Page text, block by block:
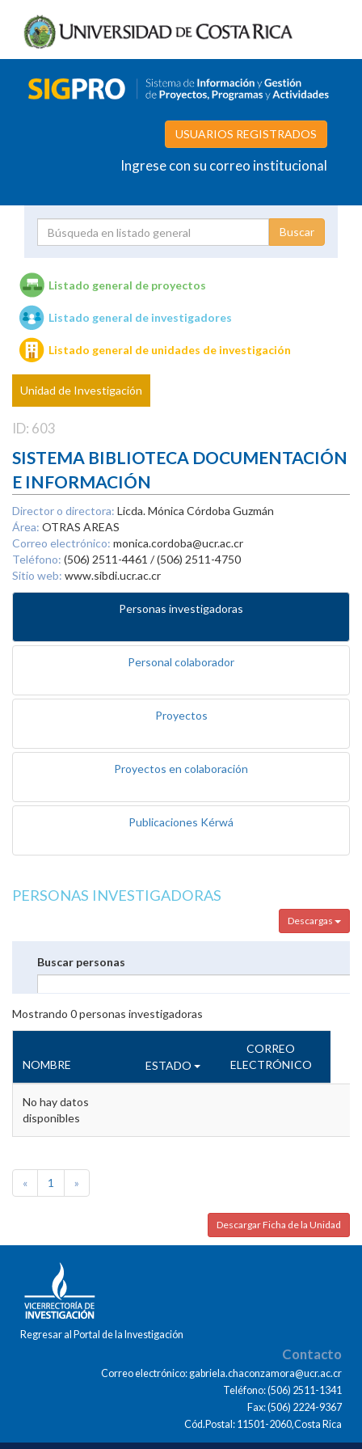
USUARIOS REGISTRADOS
Ingrese con su correo institucional
Unidades de investigación
Listado general de proyectos
Listado general de investigadores
Listado general de unidades de investigación
Unidad de Investigación
ID: 603
SISTEMA BIBLIOTECA DOCUMENTACIÓN
E INFORMACIÓN
Director o directora: Licda. Mónica Córdoba Guzmán
Área: OTRAS AREAS
Correo electrónico: monica.cordoba@ucr.ac.cr
Teléfono: (506) 2511-4461 / (506) 2511-4750
Sitio web: www.sibdi.ucr.ac.cr
Personas investigadoras
Personal colaborador
Proyectos
Proyectos en colaboración
Publicaciones Kérwá
PERSONAS INVESTIGADORAS
Descargas
Buscar personas
Mostrando 0personas investigadoras
NOMBRE ESTADO
CORREO
ELECTRÓNICO
No hay datos
disponibles
« 1 »
Descargar Ficha de la Unidad
Regresar al Portal de la Investigación
Contacto
Correo electrónico: gabriela.chaconzamora@ucr.ac.cr
Teléfono: (506) 2511-1341
Fax: (506) 2224-9367
Cód.Postal: 11501-2060,Costa Rica